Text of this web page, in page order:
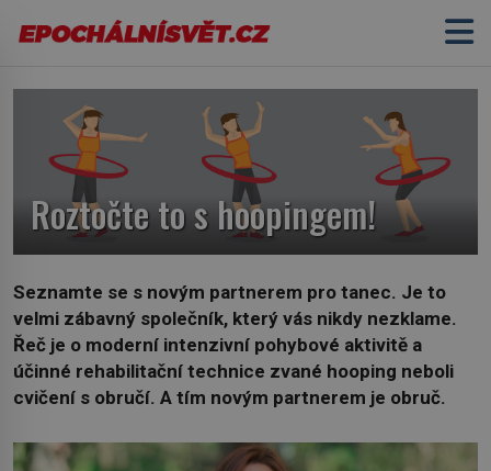
Roztočte to s hoopingem!
Seznamte se s novým partnerem pro tanec. Je to
velmi zábavný společník, který vás nikdy nezklame.
Řeč je o moderní intenzivní pohybové aktivitě a
účinné rehabilitační technice zvané hooping neboli
cvičení s obručí. A tím novým partnerem je obruč.